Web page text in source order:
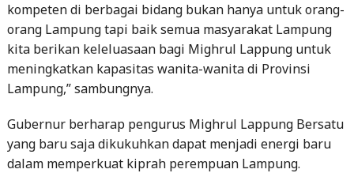
kompeten di berbagai bidang bukan hanya untuk orang-
orang Lampung tapi baik semua masyarakat Lampung
kita berikan keleluasaan bagi Mighrul Lappung untuk
meningkatkan kapasitas wanita-wanita di Provinsi
Lampung,” sambungnya.
Gubernur berharap pengurus Mighrul Lappung Bersatu
yang baru saja dikukuhkan dapat menjadi energi baru
dalam memperkuat kiprah perempuan Lampung.